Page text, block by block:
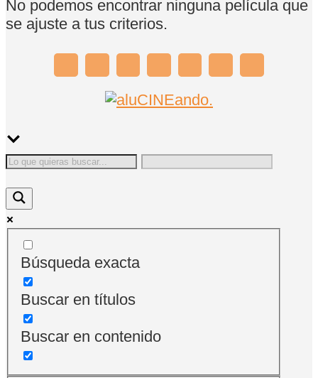
No podemos encontrar ninguna película que
se ajuste a tus criterios.
Búsqueda exacta
Buscar en títulos
Buscar en contenido